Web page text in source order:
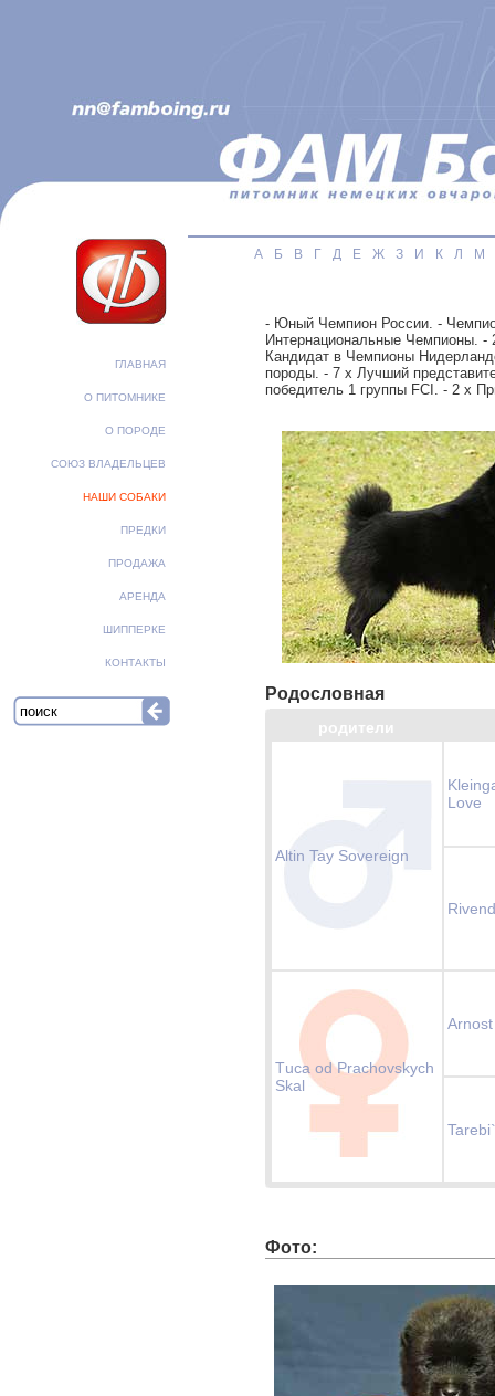
ГЛАВНАЯ
О ПИТОМНИКЕ
О ПОРОДЕ
СОЮЗ ВЛАДЕЛЬЦЕВ
НАШИ СОБАКИ
ПРЕДКИ
ПРОДАЖА
АРЕНДА
ШИППЕРКЕ
КОНТАКТЫ
А Б В Г Д Е Ж З И К Л М
- Юный Чемпион России. -
Интернациональные Чемпионы.
Кандидат в Чемпионы
породы. - 7 х Лучший
победитель 1 группы FCI. - 2 х
Родословная
родители
Altin Tay Sovereign
Love
Тuca od Prachovskych
Skal
Фото: